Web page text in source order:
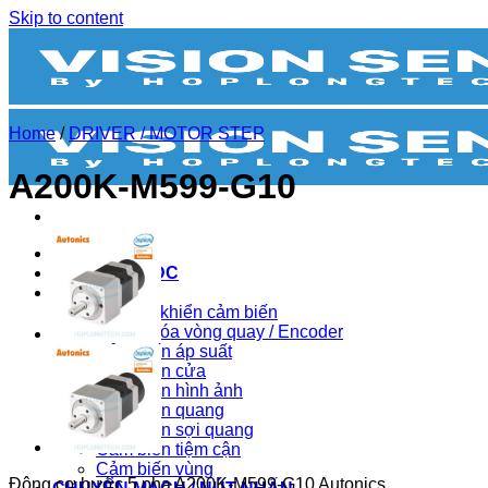
Skip to content
BIẾN TẦN
BỘ NGUỒN DC
CẢM BIẾN
Bộ điều khiển cảm biến
Bộ mã hóa vòng quay / Encoder
Cảm biến áp suất
Cảm biến cửa
Cảm biến hình ảnh
Cảm biến quang
Cảm biến sợi quang
Cảm biến tiệm cận
Cảm biến vùng
Home / DRIVER / MOTOR STEP
A200K-M599-G10
Động cơ bước 5 pha A200K-M599-G10 Autonics